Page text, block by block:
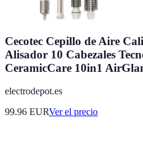
Cecotec Cepillo de Aire
Alisador 10 Cabezales
CeramicCare 10in1
electrodepot.es
99.96 EURVer el precio